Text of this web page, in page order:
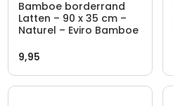
Bamboe borderrand
Latten – 90 x 35 cm –
Naturel – Eviro Bamboe
9,95